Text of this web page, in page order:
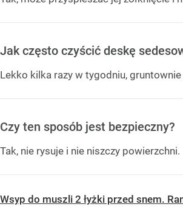
Jak często czyścić deskę
Lekko kilka razy w tygodniu,
Czy ten sposób jest bezpieczny?
Tak, nie rysuje i nie niszczy powierzchni.
Wsyp do muszli 2 łyżki przed snem.